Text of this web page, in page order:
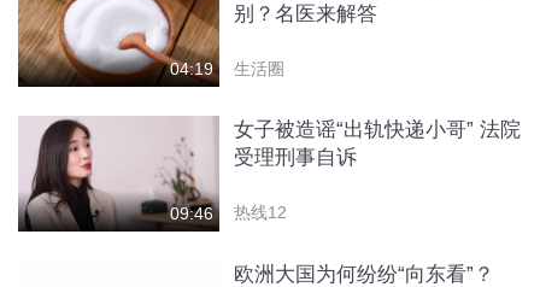
04:19
别？名医来解答
生活圈
09:46
女子被造谣“出轨快递小哥” 法院
受理刑事自诉
热线12
欧洲大国为何纷纷“向东看”？